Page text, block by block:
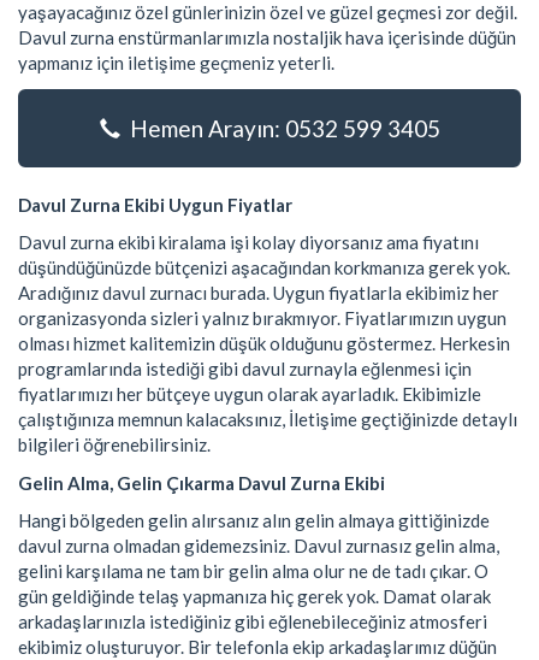
yaşayacağınız özel günlerinizin özel ve güzel geçmesi zor değil.
Davul zurna enstürmanlarımızla nostaljik hava içerisinde düğün
yapmanız için iletişime geçmeniz yeterli.
Hemen Arayın: 0532 599 3405
Davul Zurna Ekibi Uygun Fiyatlar
Davul zurna ekibi kiralama işi kolay diyorsanız ama fiyatını
düşündüğünüzde bütçenizi aşacağından korkmanıza gerek yok.
Aradığınız davul zurnacı burada. Uygun fiyatlarla ekibimiz her
organizasyonda sizleri yalnız bırakmıyor. Fiyatlarımızın uygun
olması hizmet kalitemizin düşük olduğunu göstermez. Herkesin
programlarında istediği gibi davul zurnayla eğlenmesi için
fiyatlarımızı her bütçeye uygun olarak ayarladık. Ekibimizle
çalıştığınıza memnun kalacaksınız, İletişime geçtiğinizde detaylı
bilgileri öğrenebilirsiniz.
Gelin Alma, Gelin Çıkarma Davul Zurna Ekibi
Hangi bölgeden gelin alırsanız alın gelin almaya gittiğinizde
davul zurna olmadan gidemezsiniz. Davul zurnasız gelin alma,
gelini karşılama ne tam bir gelin alma olur ne de tadı çıkar. O
gün geldiğinde telaş yapmanıza hiç gerek yok. Damat olarak
arkadaşlarınızla istediğiniz gibi eğlenebileceğiniz atmosferi
ekibimiz oluşturuyor. Bir telefonla ekip arkadaşlarımız düğün